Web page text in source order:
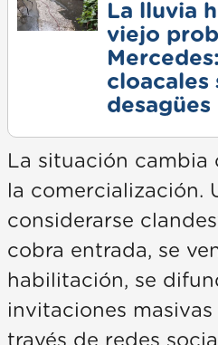
La lluvia
viejo
cloacales
La situación cambia
la comercialización.
considerarse
cobra entrada, se
habilitación, se
invitaciones
través de redes